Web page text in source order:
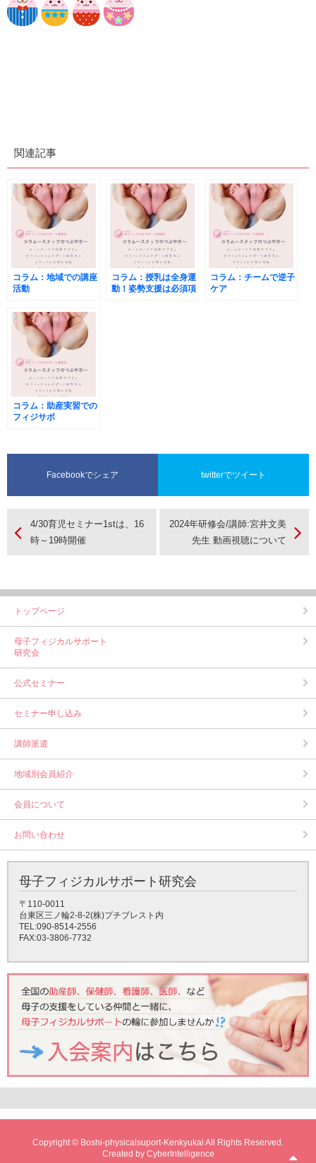
関連記事
コラム：地域での講座
活動
コラム：授乳は全身運
動！姿勢支援は必須項
コラム：チームで逆子
ケア
コラム：助産実習での
フィジサポ
Facebookでシェア twitterでツイート
4/30育児セミナー1stは、16
時～19時開催
2024年研修会/講師:宮井文美
先生 動画視聴について
トップページ
母子フィジカルサポート
研究会
公式セミナー
セミナー申し込み
講師派遣
地域別会員紹介
会員について
お問い合わせ
母子フィジカルサポート研究会
〒110-0011
台東区三ノ輪2-8-2(株)プチブレスト内
TEL:090-8514-2556
FAX:03-3806-7732
Copyright © Boshi-physicalsuport-Kenkyukai All Rights Reserved.
Created by CyberIntelligence